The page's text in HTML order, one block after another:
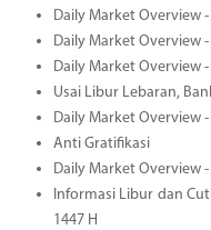
Daily Market Overview
Daily Market Overview
Daily Market Overview
Usai Libur Lebaran,
Daily Market Overview
Anti Gratifikasi
Daily Market Overview
Informasi Libur dan
1447 H